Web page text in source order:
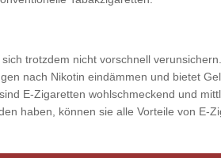
trotzdem nicht vorschnell
nach Nikotin eindämmen und bietet
E-Zigaretten wohlschmeckend und
haben, können sie alle Vorteile von E-